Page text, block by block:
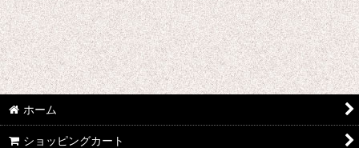
絞り込む
わ行 コスプレ衣装 (全商品)
ONE PIECE
ワルキューレロマンツェ
ワールドトリガー
ホーム
ショッピングカート